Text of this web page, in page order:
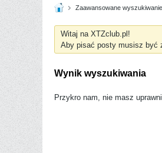
Zaawansowane wyszukiwanie
Witaj na XTZclub.pl!
Aby pisać posty musisz być
Wynik wyszukiwania
Przykro nam, nie masz